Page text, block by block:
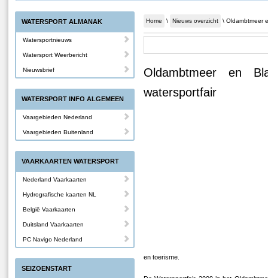
Home \ Nieuws overzicht \ Oldambtmeer
Oldambtmeer en
watersportfair
en toerisme.
WATERSPORT ALMANAK
Watersportnieuws
Watersport Weerbericht
Nieuwsbrief
WATERSPORT INFO ALGEMEEN
Vaargebieden Nederland
Vaargebieden Buitenland
VAARKAARTEN WATERSPORT
Nederland Vaarkaarten
Hydrografische kaarten NL
België Vaarkaarten
Duitsland Vaarkaarten
PC Navigo Nederland
SEIZOENSTART